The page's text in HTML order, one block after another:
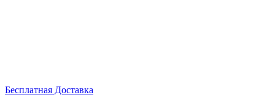
Бесплатная Доставка